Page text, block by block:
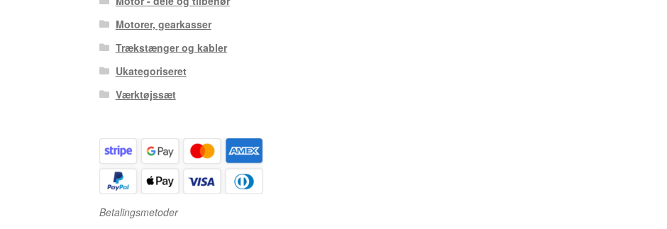
Motorer, gearkasser
Trækstænger og kabler
Ukategoriseret
Værktøjssæt
Betalingsmetoder